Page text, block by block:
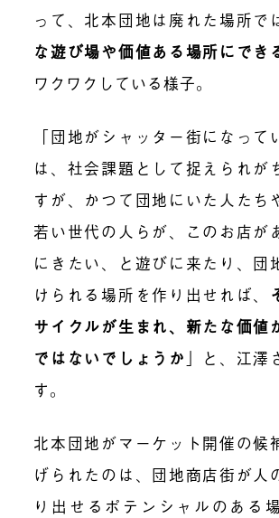
って、北本団地は廃れた場所で
な遊び場や価値ある場所にでき
ワクワクしている様子。
「団地がシャッター街になって
は、社会課題として捉えられが
すが、かつて団地にいた人たち
若い世代の人らが、このお店が
にきたい、と遊びに来たり、団
けられる場所を作り出せれば、
サイクルが生まれ、新たな価値
ではないでしょうか 」と、江澤
す。
北本団地がマーケット開催の候
げられたのは、団地商店街が人
り出せるポテンシャルのある